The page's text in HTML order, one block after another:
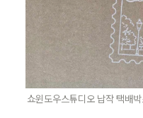
쇼윈도우스튜디오 납작 택배